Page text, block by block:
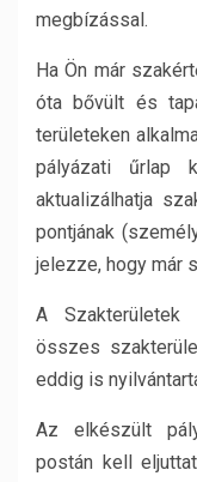
megbízással.
Ha Ön már
óta bővült és
területeken
pályázati űrlap
aktualizálhatja
pontjának
jelezze, hogy már
A Szakterületek
összes
eddig is
Az elkészült
postán kell